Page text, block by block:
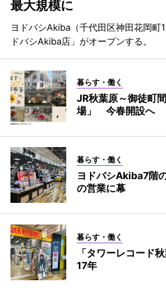
最大規模に
ヨドバシAkiba（千代田区神田花岡町
ドバシAkiba店」がオープンする。
暮らす・働く
JR秋葉原～御徒町
場」 今春開設へ
暮らす・働く
ヨドバシAkiba7階
の営業に幕
暮らす・働く
「タワーレコード
17年